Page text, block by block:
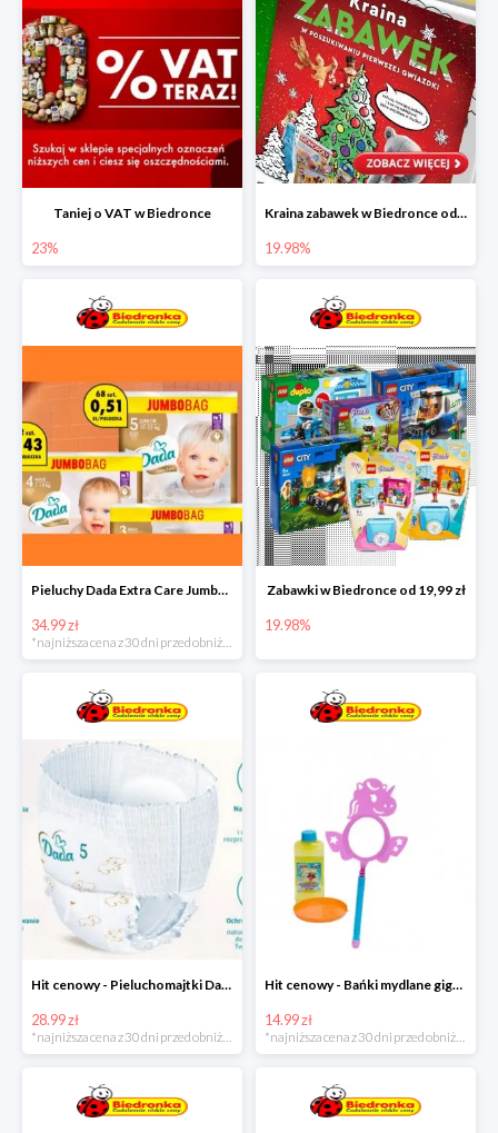
Taniej o VAT w Biedronce
23%
Kraina zabawek w Biedronce od 19,99 zł
19.98%
Pieluchy Dada Extra Care Jumbo Bag w super cenie
34.99 zł
*najniższa cena z 30 dni przed obniżką
Zabawki w Biedronce od 19,99 zł
19.98%
Hit cenowy - Pieluchomajtki Dada Pants
28.99 zł
Hit cenowy - Bańki mydlane gigant lub płyn uzupełniający
14.99 zł